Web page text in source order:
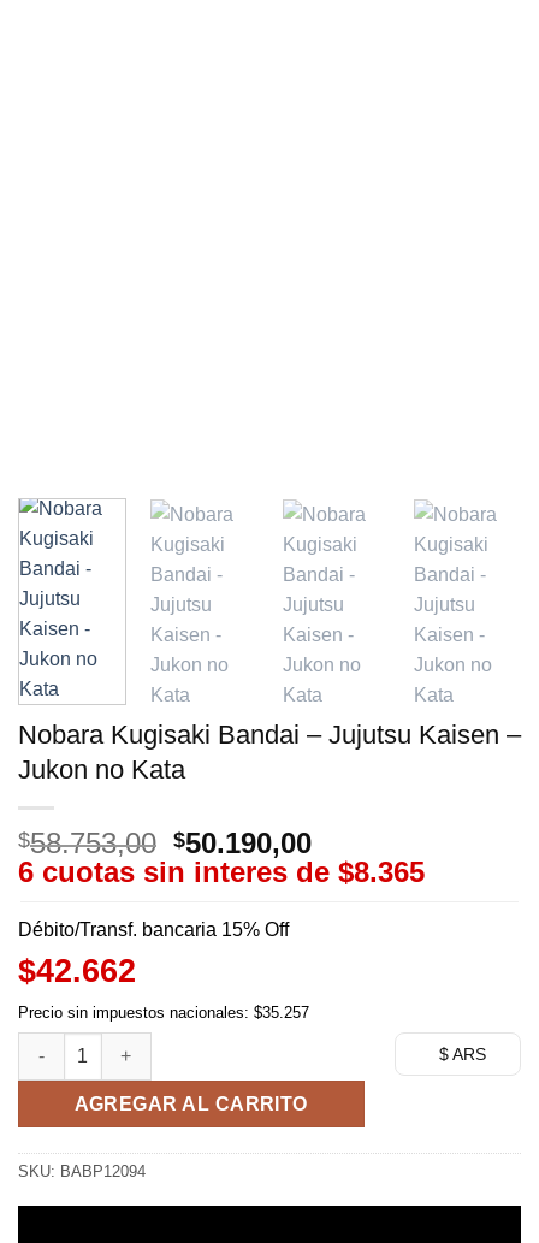
Nobara Kugisaki Bandai – Jujutsu Kaisen –
Jukon no Kata
$58.753,00 El
precio
era:
$50.190,00
precio
6 cuotas sin interes de $8.365
Débito/Transf. bancaria 15% Off
$42.662
Precio sin impuestos nacionales: $35.257
$ ARS
Nobara Kugisaki Bandai - Jujutsu Kaisen - Jukon no Kata
AGREGAR AL CARRITO
SKU: BABP12094